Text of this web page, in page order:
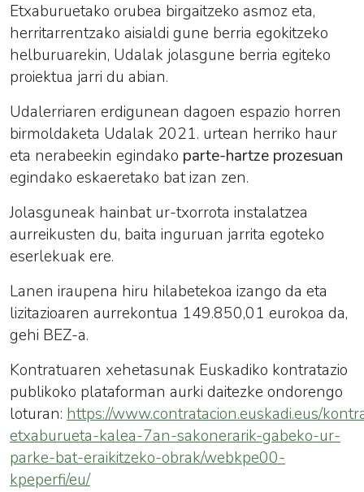
Etxaburuetako orubea birgaitzeko asmoz eta,
herritarrentzako aisialdi gune berria egokitzeko
helburuarekin, Udalak jolasgune berria egiteko
proiektua jarri du abian.
Udalerriaren erdigunean dagoen espazio horren
birmoldaketa Udalak 2021. urtean herriko haur
eta nerabeekin egindako parte-hartze prozesuan
egindako eskaeretako bat izan zen.
Jolasguneak hainbat ur-txorrota instalatzea
aurreikusten du, baita inguruan jarrita egoteko
eserlekuak ere.
Lanen iraupena hiru hilabetekoa izango da eta
lizitazioaren aurrekontua 149.850,01 eurokoa da,
gehi BEZ-a.
Kontratuaren xehetasunak Euskadiko kontratazio
publikoko plataforman aurki daitezke ondorengo
loturan: https://www.contratacion.euskadi.eus/
etxaburueta-kalea-7an-sakonerarik-gabeko-ur-
parke-bat-eraikitzeko-obrak/webkpe00-
kpeperfi/eu/